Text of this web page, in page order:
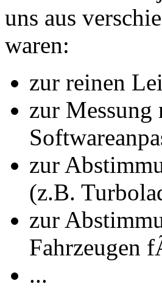
uns aus
waren:
zur reinen
zur
zur
(z.B.
zur
Fahrzeugen
...